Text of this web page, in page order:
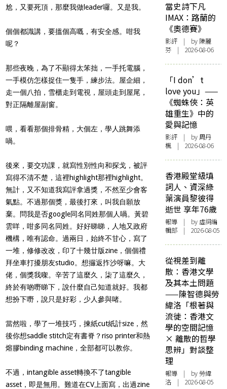
尬，又要死頂，那麼我做leader囉。又是我。
個個都識講，要搵個高嘅，有安全感。咁我
呢？
那些夜晚，為了不顯得太笨拙，一手托電腦，
一手模仿怎樣捉住一隻手，練步法。屋企細，
走一個八拍，雪櫃走到電視，屋頭走到屋尾，
對正隔離屋副窗。
喂，看看那個排骨精，大個左，學人跳舞添
喎。
後來，要交功課，就寫性別性向和探戈，被評
寫得不清不楚，這裡highlight那裡highlight。
無計，又不知道我寫評拿過獎，不然至少會客
氣點。不過那個獎，最後打來，叫我自願放
棄。問我是否google同名同姓那個人喎。黃碧
雲咩，咁多同名同姓。好好睇睇，人地又政府
機構，唯有認命。過兩日，始終不甘心，寫了
一堆，修修改改，印了十幾廿版zine，個個禮
拜坐車打擾朋友studio。想攞返拃沙呀嘛。大
佬，個獎我㗎。辛苦了這麼久，柒了這麼久，
終於有啲嘢睇下，說什麼自己知道就好。我都
想扮下嘢，說只是好彩，少人參與啫。
當然啦，學了一堆技巧，揀紙cut紙計size，然
後你想saddle stitch定有書脊？riso printer和熱
熔膠binding machine，全部都可以教你。
不過，intangible asset轉換不了tangible
asset，即是無用。難道在CV上面寫，出過zine
當史詩下凡
IMAX：路蘭的
《奧德賽》
影評 | by 陳麗
芬 | 2026-08-06
「I don’t
love you」——
《蜘蛛俠：英
雄重生》中的
愛與記憶
影評 | by周丹
楓 | 2026-08-06
香港殿堂級填
詞人、資深綠
葉演員黎彼得
逝世 享年76歲
報導 | by 虛詞編
輯部 | 2026-08-05
從視差到離
散：香港文學
及其本土問題
——陳智德與勞
緯洛「根著與
流徙：香港文
學的空間記憶
× 離散的哲學
思辨」對談整
理
報導 | by 勞緯
洛 | 2026-08-05